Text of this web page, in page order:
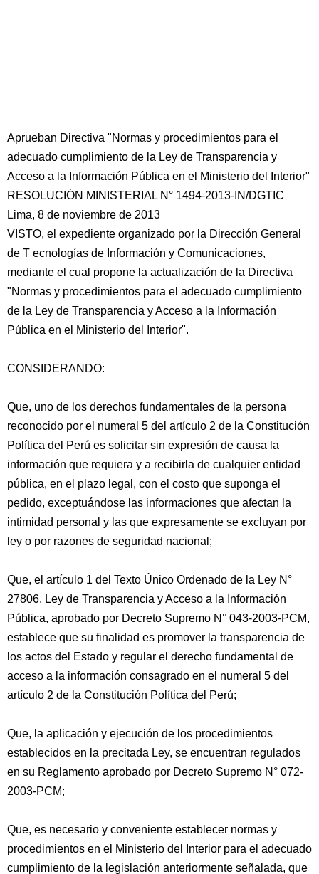
Aprueban Directiva "Normas y procedimientos para el
adecuado cumplimiento de la Ley de Transparencia y
Acceso a la Información Pública en el Ministerio del Interior"
RESOLUCIÓN MINISTERIAL N° 1494-2013-IN/DGTIC
Lima, 8 de noviembre de 2013
VISTO, el expediente organizado por la Dirección General
de T ecnologías de Información y Comunicaciones,
mediante el cual propone la actualización de la Directiva
"Normas y procedimientos para el adecuado cumplimiento
de la Ley de Transparencia y Acceso a la Información
Pública en el Ministerio del Interior".
CONSIDERANDO:
Que, uno de los derechos fundamentales de la persona
reconocido por el numeral 5 del artículo 2 de la Constitución
Política del Perú es solicitar sin expresión de causa la
información que requiera y a recibirla de cualquier entidad
pública, en el plazo legal, con el costo que suponga el
pedido, exceptuándose las informaciones que afectan la
intimidad personal y las que expresamente se excluyan por
ley o por razones de seguridad nacional;
Que, el artículo 1 del Texto Único Ordenado de la Ley N°
27806, Ley de Transparencia y Acceso a la Información
Pública, aprobado por Decreto Supremo N° 043-2003-PCM,
establece que su finalidad es promover la transparencia de
los actos del Estado y regular el derecho fundamental de
acceso a la información consagrado en el numeral 5 del
artículo 2 de la Constitución Política del Perú;
Que, la aplicación y ejecución de los procedimientos
establecidos en la precitada Ley, se encuentran regulados
en su Reglamento aprobado por Decreto Supremo N° 072-
2003-PCM;
Que, es necesario y conveniente establecer normas y
procedimientos en el Ministerio del Interior para el adecuado
cumplimiento de la legislación anteriormente señalada, que